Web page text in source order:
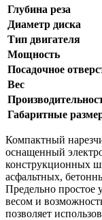
Тип двигателя
Мощность
Посадочное
Вес
Габаритные
Компактный
конструкционных
асфальтных,
Предельно простое
весом и
позволяет
различных
транспортировки